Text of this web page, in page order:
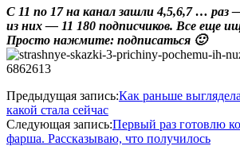
С 11 по 17 на канал зашли 4,5,6,7 … раз
из них — 11 180 подписчиков. Все еще
Просто нажмите: подписаться 🙂
2020-
06-
04
Предыдущая запись:Как раньше
какой стала сейчас
Следующая запись:Первый раз готовлю
фарша. Рассказываю, что получилось